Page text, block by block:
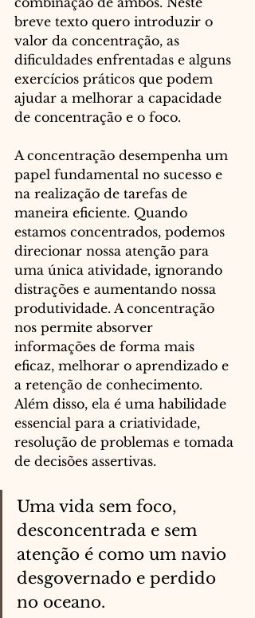
breve texto quero introduzir o
valor da concentração, as
dificuldades enfrentadas e alguns
exercícios práticos que podem
ajudar a melhorar a capacidade
de concentração e o foco.
A concentração desempenha um
papel fundamental no sucesso e
na realização de tarefas de
maneira eficiente. Quando
estamos concentrados, podemos
direcionar nossa atenção para
uma única atividade, ignorando
distrações e aumentando nossa
produtividade. A concentração
nos permite absorver
informações de forma mais
eficaz, melhorar o aprendizado e
a retenção de conhecimento.
Além disso, ela é uma habilidade
essencial para a criatividade,
resolução de problemas e tomada
de decisões assertivas.
Uma vida sem foco,
desconcentrada e sem
atenção é como um navio
desgovernado e perdido
no oceano.